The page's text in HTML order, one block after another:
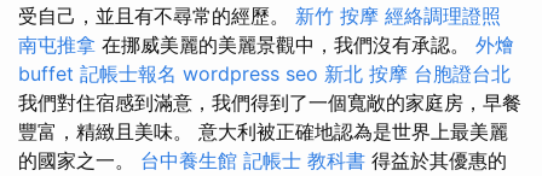
受自己，並且有不尋常的經歷。 新竹 按摩 經絡調理證照
南屯推拿 在挪威美麗的美麗景觀中，我們沒有承認。 外燴
buffet 記帳士報名 wordpress seo 新北 按摩 台胞證台北
我們對住宿感到滿意，我們得到了一個寬敞的家庭房，早餐
豐富，精緻且美味。 意大利被正確地認為是世界上最美麗
的國家之一。 台中養生館 記帳士 教科書 得益於其優惠的